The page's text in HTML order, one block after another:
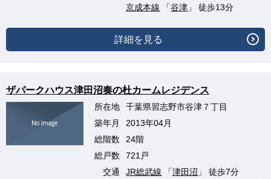
京成本線 「谷津 」 徒歩13分
詳細を見る
ザパークハウス津田沼奏の杜カームレジデンス
所在地
千葉県習志野市谷津７丁目
築年月
2013年04月
総階数
24階
総戸数
721戸
交通
JR総武線 「津田沼 」 徒歩7分